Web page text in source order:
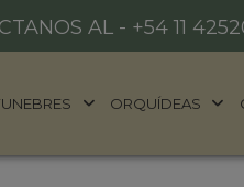
AL - +54 11
ORQUÍDEAS